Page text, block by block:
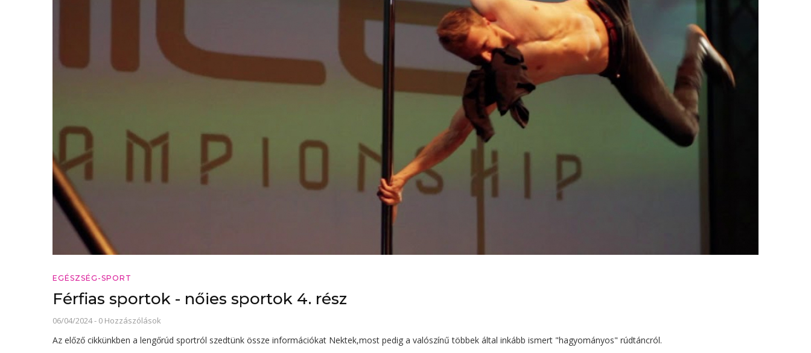
EGÉSZSÉG-SPORT
Férfias sportok - nőies sportok 4. rész
06/04/2024- 0 Hozzászólások
Az előző cikkünkben a lengőrúd sportról szedtünk össze információkat Nektek,most pedig a valószínű többek által inkább ismert "hagyományos" rúdtáncról.